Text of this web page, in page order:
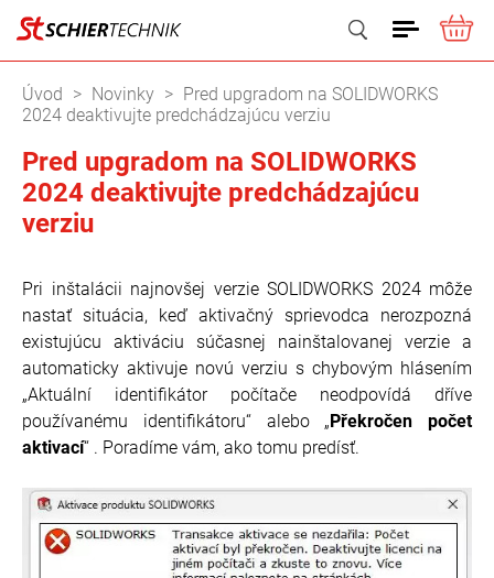
Vyhľadať
Úvod Novinky
Pred upgradom na SOLIDWORKS
2024 deaktivujte predchádzajúcu verziu
Pred upgradom na SOLIDWORKS
2024 deaktivujte predchádzajúcu
verziu
Pri inštalácii najnovšej verzie SOLIDWORKS 2024 môže
nastať situácia, keď aktivačný sprievodca nerozpozná
existujúcu aktiváciu súčasnej nainštalovanej verzie a
automaticky aktivuje novú verziu s chybovým hlásením
„Aktuální identifikátor počítače neodpovídá dříve
používanému identifikátoru“ alebo „ Překročen počet
aktivací“ . Poradíme vám, ako tomu predísť.